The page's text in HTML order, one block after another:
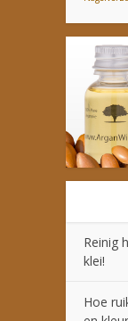
Reinig
klei!
Hoe